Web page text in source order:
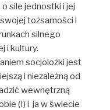
sile jednostki i jej
tożsamości i
silnego
i kultury.
socjolożki jest
i niezależną od
wewnętrzną
(I) i ja w świecie